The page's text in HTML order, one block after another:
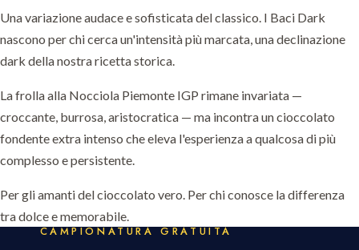
Una variazione audace e sofisticata del classico. I Baci Dark
nascono per chi cerca un'intensità più marcata, una declinazione
dark della nostra ricetta storica.
La frolla alla Nocciola Piemonte IGP rimane invariata —
croccante, burrosa, aristocratica — ma incontra un cioccolato
fondente extra intenso che eleva l'esperienza a qualcosa di più
complesso e persistente.
Per gli amanti del cioccolato vero. Per chi conosce la differenza
tra dolce e memorabile.
CAMPIONATURA GRATUITA